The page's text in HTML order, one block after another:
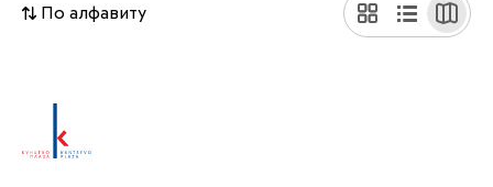
По алфавиту